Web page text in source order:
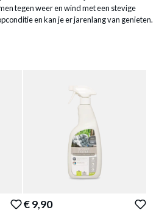
tegen weer en wind met een stevige
en kan je er jarenlang van genieten.
€ 9,90